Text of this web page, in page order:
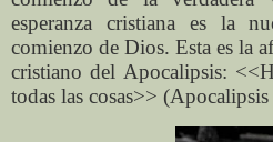
esperanza cristiana es la
comienzo de Dios. Esta es la
cristiano del Apocalipsis:
todas las cosas>>